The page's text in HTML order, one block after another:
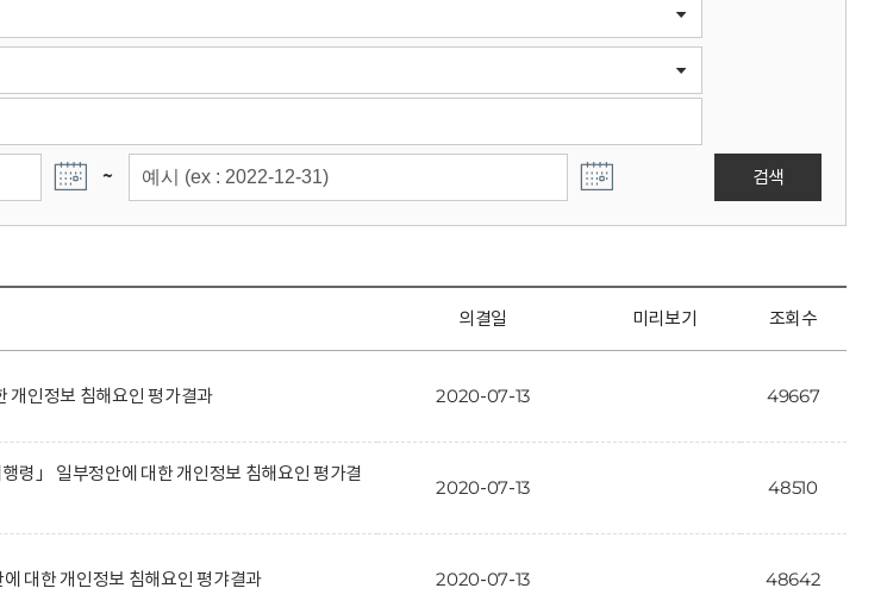
~ 검색
의결일 미리보기 조회수
개인정보 침해요인 평가결과 2020-07-13 49667
령」 일부정안에 대한 개인정보 침해요인 평가결
2020-07-13 48510
대한 개인정보 침해요인 평갸결과 2020-07-13 48642